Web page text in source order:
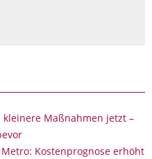
Maßnahmen jetzt –
Kostenprognose erhöht